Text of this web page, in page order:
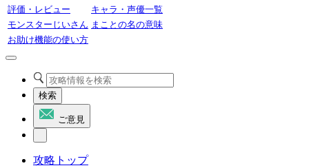
評価・レビュー
キャラ・声優一覧
モンスターじいさん まことの名の意味
お助け機能の使い方
検索
ご意見
攻略トップ